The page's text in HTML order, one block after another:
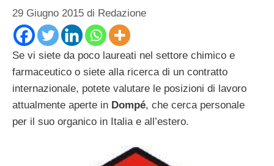
29 Giugno 2015 di Redazione
Se vi siete da poco laureati nel settore chimico e
farmaceutico o siete alla ricerca di un contratto
internazionale, potete valutare le posizioni di lavoro
attualmente aperte in Dompé, che cerca personale
per il suo organico in Italia e all’estero.